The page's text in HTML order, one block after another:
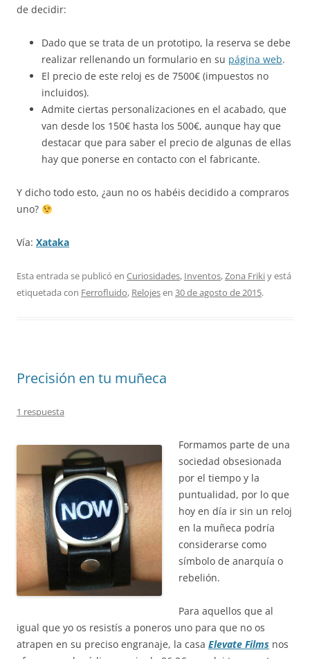
de decidir:
Dado que se trata de un prototipo, la reserva se debe
realizar rellenando un formulario en su página web.
El precio de este reloj es de 7500€ (impuestos no
incluidos).
Admite ciertas personalizaciones en el acabado, que
van desde los 150€ hasta los 500€, aunque hay que
destacar que para saber el precio de algunas de ellas
hay que ponerse en contacto con el fabricante.
Y dicho todo esto, ¿aun no os habéis decidido a compraros
uno?
Vía: Xataka
Esta entrada se publicó en Curiosidades, Inventos,Zona Frikiy está
etiquetada con Ferrofluido, Relojesen 30 de agosto de 2015.
Precisión en tu muñeca
1 respuesta
Formamos parte de una
sociedad obsesionada
por el tiempo y la
puntualidad, por lo que
hoy en día ir sin un reloj
en la muñeca podría
considerarse como
símbolo de anarquía o
rebelión.
Para aquellos que al
igual que yo os resistís a poneros uno para que no os
atrapen en su preciso engranaje, la casa Elevate Films nos